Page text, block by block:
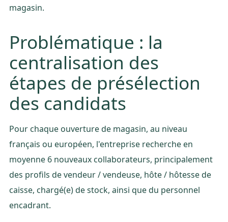
magasin.
Problématique : la
centralisation des
étapes de présélection
des candidats
Pour chaque ouverture de magasin, au niveau
français ou européen, l'entreprise recherche en
moyenne 6 nouveaux collaborateurs, principalement
des profils de vendeur / vendeuse, hôte / hôtesse de
caisse, chargé(e) de stock, ainsi que du personnel
encadrant.